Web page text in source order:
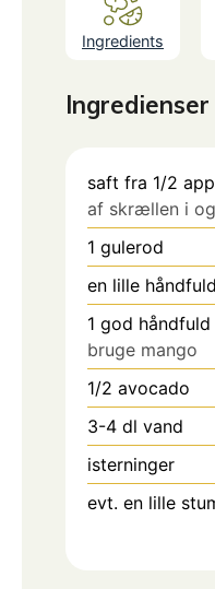
Ingredients
Ingredienser
saft fra 1/2
af skrællen i
1 gulerod
en lille
1 god håndfuld
bruge mango
1/2 avocado
3-4 dl vand
isterninger
evt. en lille